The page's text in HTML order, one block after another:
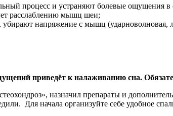
процесс и устраняют болевые ощущения в
расслаблению мышц шеи;
напряжение с мышц (ударноволновая,
приведёт к налаживанию сна.
назначил препараты и
Для начала организуйте себе удобное